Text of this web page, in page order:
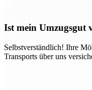
Ist mein Umzugsgut
Selbstverständlich! Ihre
Transports über uns